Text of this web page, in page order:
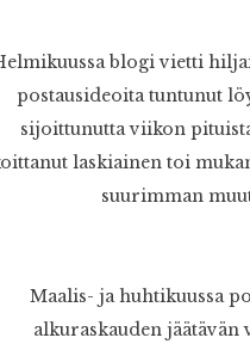
blogi vietti
postausideoita tuntunut
sijoittunutta viikon
laskiainen toi
suurimman
Maalis- ja huhtikuussa
alkuraskauden